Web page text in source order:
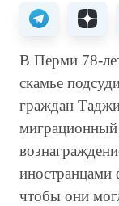
В Перми 78-
скамье
граждан
миграционный
иностранцами
чтобы они